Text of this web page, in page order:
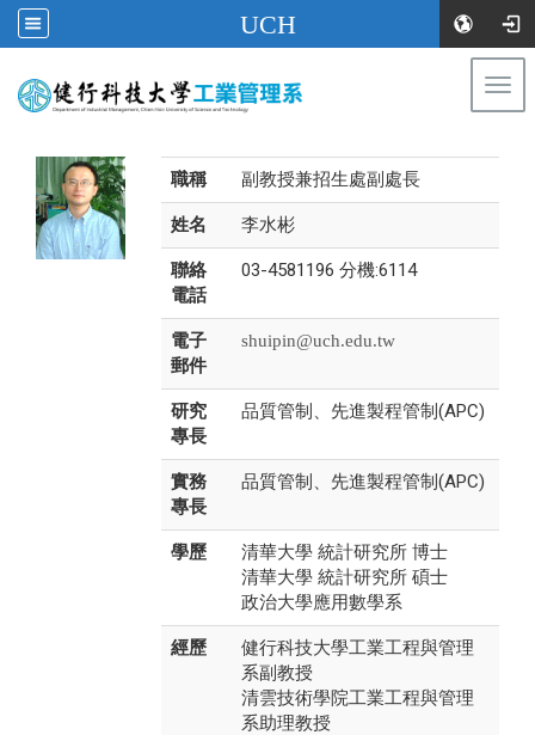
UCH
職稱 副教授兼招生處副處長
姓名 李水彬
聯絡
電話
03-4581196 分機:6114
電子
郵件
shuipin@uch.edu.tw
研究
專長
品質管制、先進製程管制(APC)
實務
專長
品質管制、先進製程管制(APC)
學歷
清華大學 統計研究所 博士
清華大學 統計研究所 碩士
政治大學應用數學系
經歷
健行科技大學工業工程與管理
系副教授
清雲技術學院工業工程與管理
系助理教授